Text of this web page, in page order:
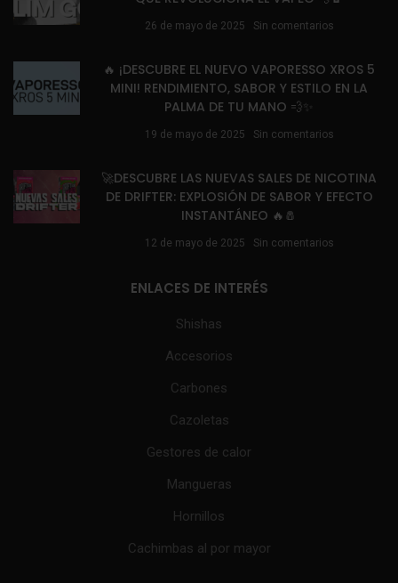
26 de mayo de 2025 Sin comentarios
🔥 ¡DESCUBRE EL NUEVO VAPORESSO XROS 5
MINI! RENDIMIENTO, SABOR Y ESTILO EN LA
PALMA DE TU MANO 💨✨
19 de mayo de 2025 Sin comentarios
🚀DESCUBRE LAS NUEVAS SALES DE NICOTINA
DE DRIFTER: EXPLOSIÓN DE SABOR Y EFECTO
INSTANTÁNEO 🔥🧂
12 de mayo de 2025 Sin comentarios
ENLACES DE INTERÉS
Shishas
Accesorios
Carbones
Cazoletas
Gestores de calor
Mangueras
Hornillos
Cachimbas al por mayor